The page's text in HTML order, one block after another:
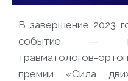
В завершение 2023
событие —
травматологов-
премии «Сила